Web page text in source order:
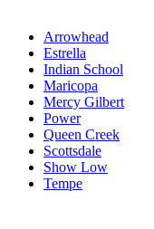
Arrowhead
Estrella
Indian School
Maricopa
Mercy Gilbert
Power
Queen Creek
Scottsdale
Show Low
Tempe